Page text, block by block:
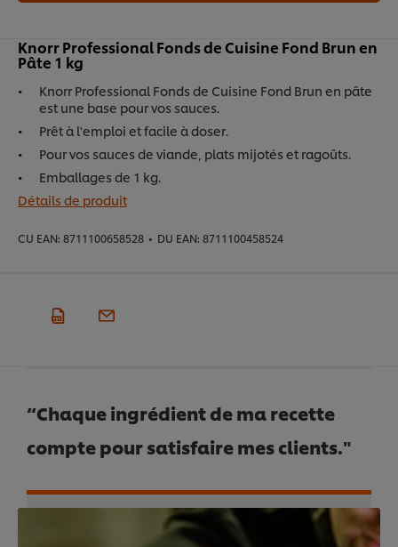
Knorr Professional Fonds de Cuisine Fond Brun en
Pâte 1 kg
Knorr Professional Fonds de Cuisine Fond Brun en pâte
est une base pour vos sauces.
Prêt à l'emploi et facile à doser.
Pour vos sauces de viande, plats mijotés et ragoûts.
Emballages de 1 kg.
Détails de produit
CU EAN: 8711100658528 • DU EAN: 8711100458524
“Chaque ingrédient de ma recette
compte pour satisfaire mes clients."